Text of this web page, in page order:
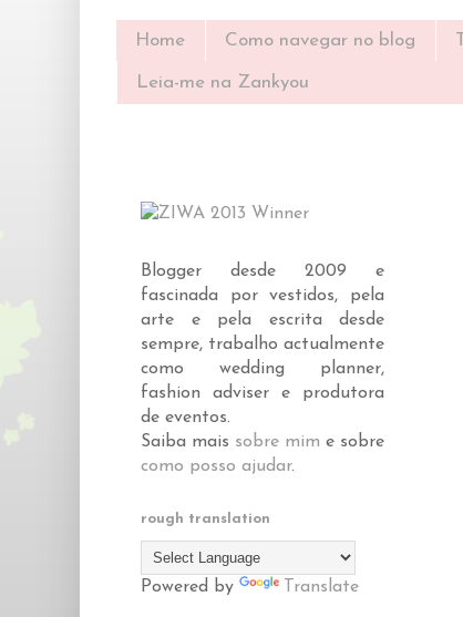
Home Como navegar no blog
Leia-me na Zankyou
Blogger desde 2009 e
fascinada por vestidos, pela
arte e pela escrita desde
sempre, trabalho actualmente
como wedding planner,
fashion adviser e produtora
de eventos.
Saiba mais sobre mim e sobre
como posso ajudar.
rough translation
Powered by Translate